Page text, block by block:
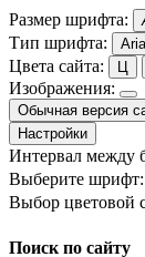
Размер шрифта:
Тип шрифта:
Цвета сайта: Ц
Изображения:
Обычная версия
Настройки
Интервал между
Выберите шрифт:
Выбор цветовой
Поиск по сайту